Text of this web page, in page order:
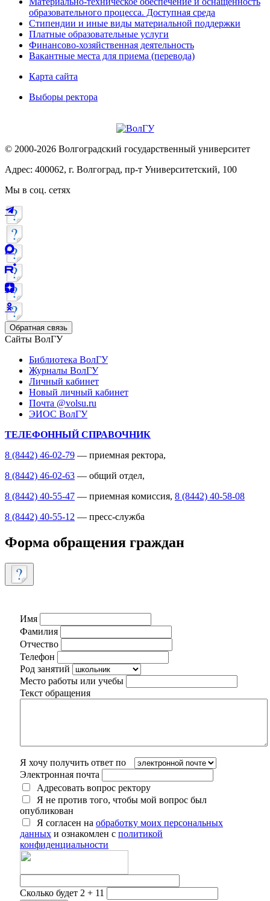
образовательного процесса. Доступная среда
Стипендии и иные виды материальной поддержки
Платные образовательные услуги
Финансово-хозяйственная деятельность
Вакантные места для приема (перевода)
Карта сайта
Выборы ректора
© 2000-2026 Волгоградский государственный университет
Адрес: 400062, г. Волгоград, пр-т Университетский, 100
Мы в соц. сетях
Обратная связь
Сайты ВолГУ
Библиотека ВолГУ
Журналы ВолГУ
Личный кабинет
Новый личный кабинет
Почта @volsu.ru
ЭИОС ВолГУ
ТЕЛЕФОННЫЙ СПРАВОЧНИК
8 (8442) 46-02-79 — приемная ректора,
8 (8442) 46-02-63 — общий отдел,
8 (8442) 40-55-47 — приемная комиссия, 8 (8442) 40-58-08
8 (8442) 40-55-12 — пресс-служба
Форма обращения граждан
Имя
Фамилия
Отчество
Телефон
Род занятий
Место работы или учебы
Текст обращения
Я хочу получить ответ по
Электронная почта
Адресовать вопрос ректору
Я не против того, чтобы мой вопрос был
опубликован
Я согласен на обработку моих персональных
данных и ознакомлен с политикой
конфиденциальности
Сколько будет 2 + 11